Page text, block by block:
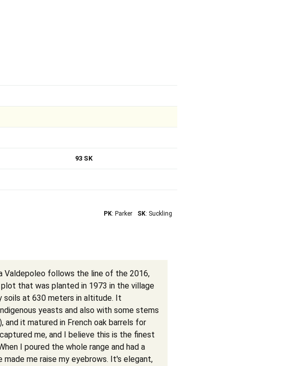
93 SK
PK: Parker SK: Suckling
Valdepoleo follows the line of the 2016,
that was planted in 1973 in the village
soils at 630 meters in altitude. It
yeasts and also with some stems
and it matured in French oak barrels for
me, and I believe this is the finest
I poured the whole range and had a
me raise my eyebrows. It's elegant,